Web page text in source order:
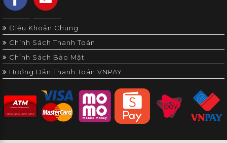
Điều Khoản Chung
Chính Sách Thanh Toán
Chính Sách Bảo Mật
Hướng Dẫn Thanh Toán VNPAY